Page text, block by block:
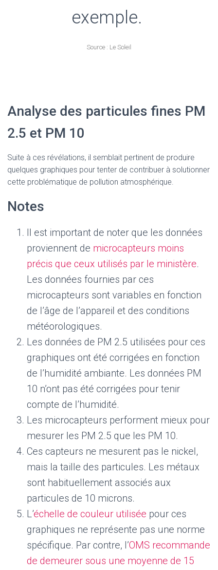
exemple.
Source : Le Soleil
Analyse des particules fines PM
2.5 et PM 10
Suite à ces révélations, il semblait pertinent de produire
quelques graphiques pour tenter de contribuer à solutionner
cette problématique de pollution atmosphérique.
Notes
Il est important de noter que les données
proviennent de microcapteurs moins
précis que ceux utilisés par le ministère.
Les données fournies par ces
microcapteurs sont variables en fonction
de l’âge de l’appareil et des conditions
météorologiques.
Les données de PM 2.5 utilisées pour ces
graphiques ont été corrigées en fonction
de l’humidité ambiante. Les données PM
10 n’ont pas été corrigées pour tenir
compte de l’humidité.
Les microcapteurs performent mieux pour
mesurer les PM 2.5 que les PM 10.
Ces capteurs ne mesurent pas le nickel,
mais la taille des particules. Les métaux
sont habituellement associés aux
particules de 10 microns.
L’échelle de couleur utilisée pour ces
graphiques ne représente pas une norme
spécifique. Par contre, l’OMS recommande
de demeurer sous une moyenne de 15